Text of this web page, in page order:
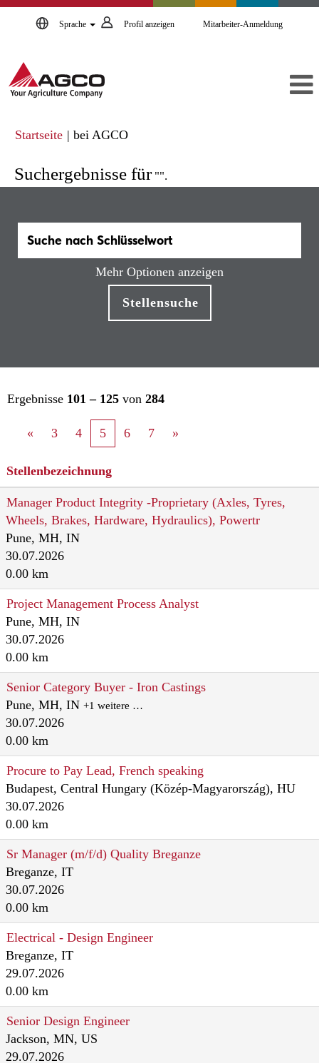
Sprache Profil anzeigen Mitarbeiter-Anmeldung
Startseite | bei AGCO(aktuelle
Suchergebnisse für"".
Mehr Optionen anzeigen
Ergebnisse 101 – 125 von 284
« 3 4 5 6 7 »
Stellenbezeichnung
Manager Product Integrity -Proprietary (Axles, Tyres,
Wheels, Brakes, Hardware, Hydraulics), Powertr
Pune, MH, IN
30.07.2026
0.00 km
Project Management Process Analyst
Pune, MH, IN
30.07.2026
0.00 km
Senior Category Buyer - Iron Castings
Pune, MH, IN +1 weitere …
30.07.2026
0.00 km
Procure to Pay Lead, French speaking
Budapest, Central Hungary (Közép-Magyarország), HU
30.07.2026
0.00 km
Sr Manager (m/f/d) Quality Breganze
Breganze, IT
30.07.2026
0.00 km
Electrical - Design Engineer
Breganze, IT
29.07.2026
0.00 km
Senior Design Engineer
Jackson, MN, US
29.07.2026